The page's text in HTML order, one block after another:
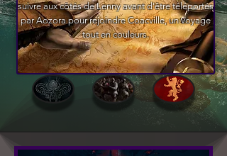
suivre aux côtés de Lenny avant d'être téléportés
par Aozora pour rejoindre Coacville, un voyage
tout en couleurs.